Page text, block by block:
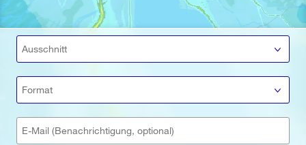
Ausschnitt
Format
E-Mail (Benachrichtigung, optional)